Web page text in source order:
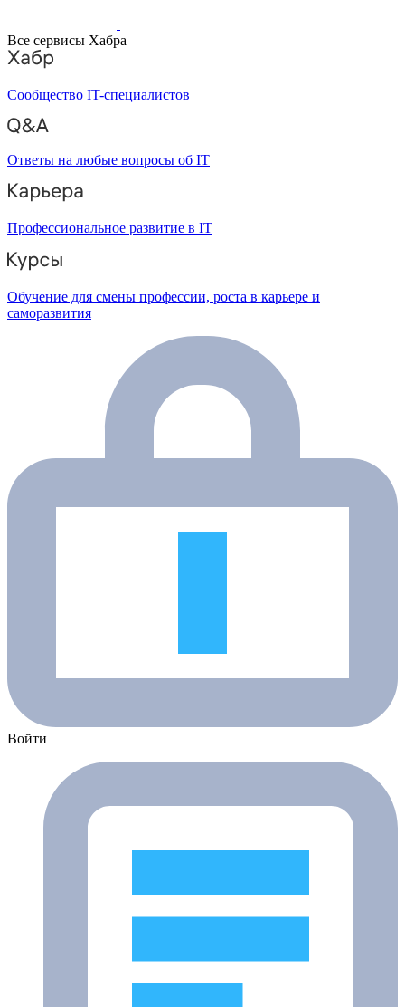
Все сервисы Хабра
Сообщество IT-специалистов
Ответы на любые вопросы об IT
Профессиональное развитие в IT
Обучение для смены профессии, роста в карьере и
саморазвития
Войти